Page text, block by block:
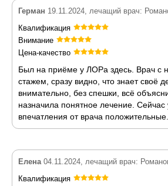
Герман 19.11.2024, лечащий врач:
Квалификация
Внимание
Цена-качество
Был на приёме у ЛОРа здесь. Врач с
стажем, сразу видно, что знает своё
внимательно, без спешки, всё
назначила понятное лечение. Сейчас
впечатления от врача положительные.
Елена04.11.2024, лечащий врач:
Квалификация